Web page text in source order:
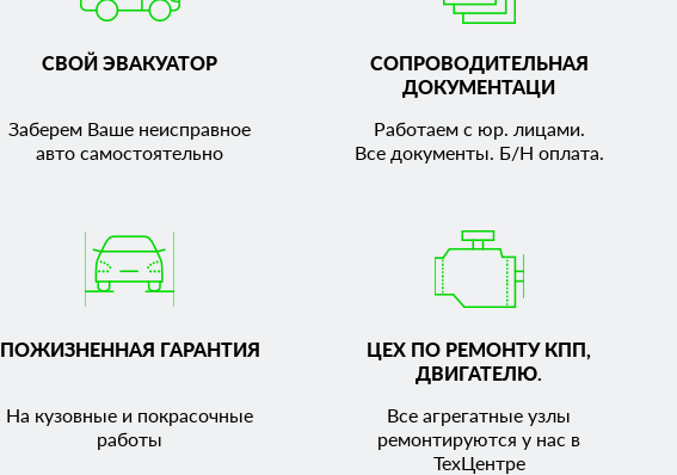
СВОЙ ЭВАКУАТОР
Заберем Ваше неисправное
авто самостоятельно
СОПРОВОДИТЕЛЬНАЯ
ДОКУМЕНТАЦИ
Работаем с юр. лицами.
Все документы. Б/Н оплата.
ПОЖИЗНЕННАЯ ГАРАНТИЯ
На кузовные и покрасочные
работы
ЦЕХ ПО РЕМОНТУ КПП,
ДВИГАТЕЛЮ.
Все агрегатные узлы
ремонтируются у нас в
ТехЦентре